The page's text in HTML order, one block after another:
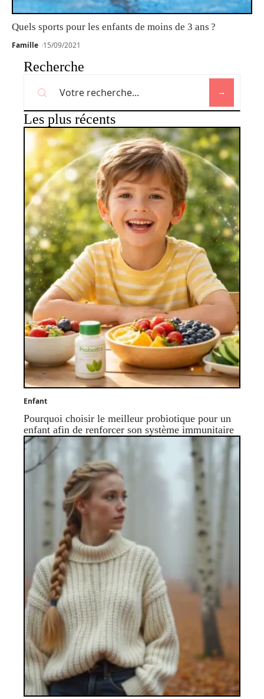
Quels sports pour les enfants de moins de 3 ans ?
Famille 15/09/2021
Recherche
Les plus récents
Enfant
Pourquoi choisir le meilleur probiotique pour un
enfant afin de renforcer son système immunitaire